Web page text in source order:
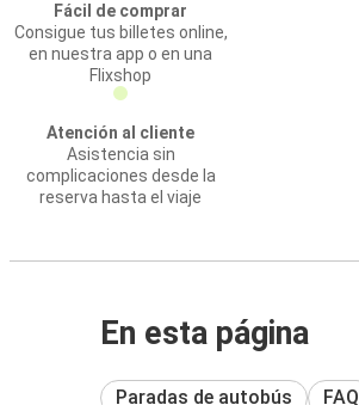
Fácil de comprar
Consigue tus billetes online,
en nuestra app o en una
Flixshop
Atención al cliente
Asistencia sin
complicaciones desde la
reserva hasta el viaje
En esta página
Paradas de autobús FAQ